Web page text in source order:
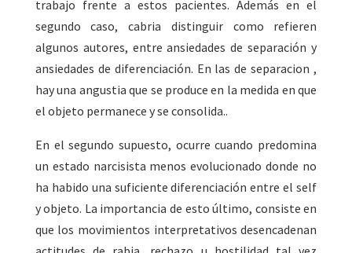
trabajo frente a estos pacientes. Además en el
segundo caso, cabria distinguir como refieren
algunos autores, entre ansiedades de separación y
ansiedades de diferenciación. En las de separacion ,
hay una angustia que se produce en la medida en que
el objeto permanece y se consolida..
En el segundo supuesto, ocurre cuando predomina
un estado narcisista menos evolucionado donde no
ha habido una suficiente diferenciación entre el self
y objeto. La importancia de esto último, consiste en
que los movimientos interpretativos desencadenan